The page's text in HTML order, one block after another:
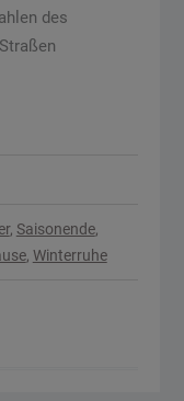
des
, Saisonende,
, Winterruhe